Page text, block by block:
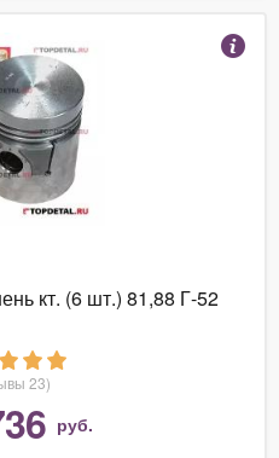
кт. (6 шт.) 81,88 Г-52
23)
руб.